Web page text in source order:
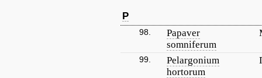
P
98.
Papaver
somniferum
99.
Pelargonium
hortorum